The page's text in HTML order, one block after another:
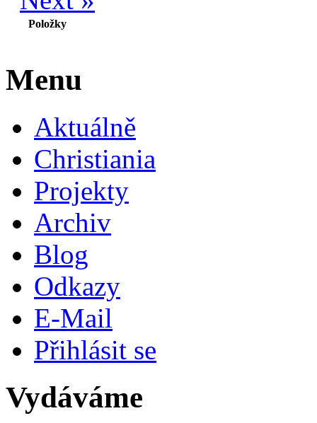
Položky
Menu
Aktuálně
Christiania
Projekty
Archiv
Blog
Odkazy
E-Mail
Přihlásit se
Vydáváme